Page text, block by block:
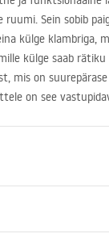
Sein sobib
külge klambriga,
külge saab
mis on
on see